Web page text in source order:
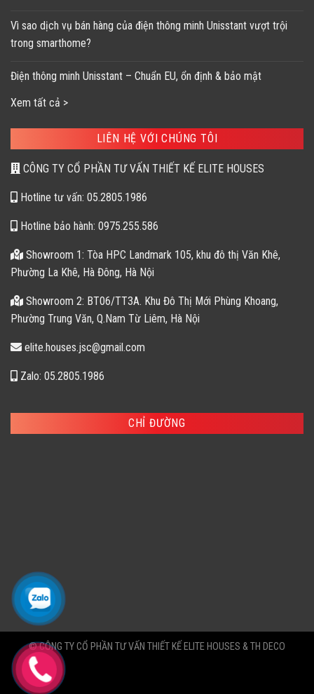
Vì sao dịch vụ bán hàng của điện thông minh Unisstant vượt trội
trong smarthome?
Điện thông minh Unisstant – Chuẩn EU, ổn định & bảo mật
Xem tất cả >
LIÊN HỆ VỚI CHÚNG TÔI
CÔNG TY CỔ PHẦN TƯ VẤN THIẾT KẾ ELITE HOUSES
Hotline tư vấn: 05.2805.1986
Hotline bảo hành: 0975.255.586
Showroom 1: Tòa HPC Landmark 105, khu đô thị Văn Khê,
Phường La Khê, Hà Đông, Hà Nội
Showroom 2: BT06/TT3A. Khu Đô Thị Mới Phùng Khoang,
Phường Trung Văn, Q.Nam Từ Liêm, Hà Nội
elite.houses.jsc@gmail.com
Zalo: 05.2805.1986
CHỈ ĐƯỜNG
© CÔNG TY CỔ PHẦN TƯ VẤN THIẾT KẾ ELITE HOUSES & TH DECO